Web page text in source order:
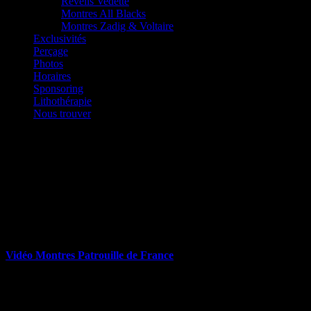
Montres All Blacks
Montres Zadig & Voltaire
Exclusivités
Perçage
Photos
Horaires
Sponsoring
Lithothérapie
Nous trouver
Vidéo Montres Patrouille de France